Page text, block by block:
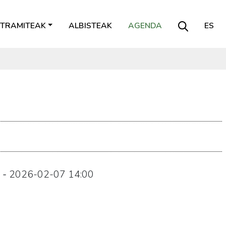
TRAMITEAK ALBISTEAK AGENDA ES
- 2026-02-07 14:00